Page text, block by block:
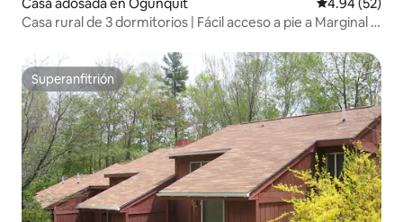
Casa rural de 3 dormitorios | Fácil acceso a pie a Marginal y
Superanfitrión
Superanfitrión